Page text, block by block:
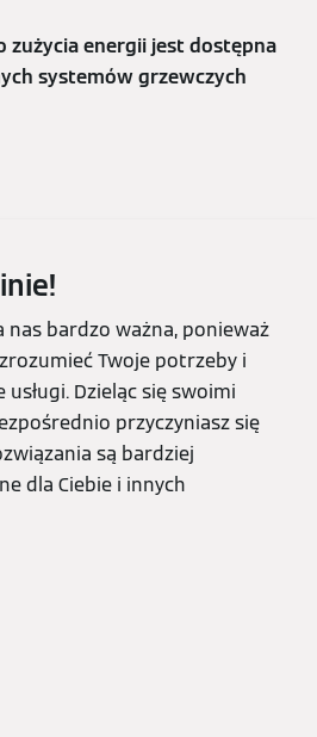
zużycia energii jest dostępna
systemów grzewczych
nas bardzo ważna, ponieważ
Twoje potrzeby i
Dzieląc się swoimi
przyczyniasz się
są bardziej
dla Ciebie i innych